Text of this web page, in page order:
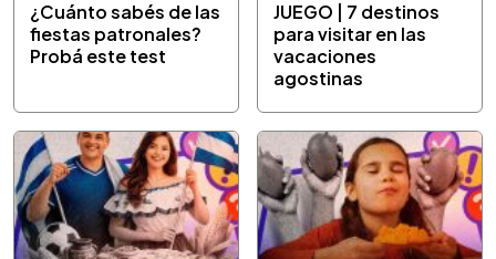
¿Cuánto sabés de las
fiestas patronales?
Probá este test
JUEGO | 7 destinos
para visitar en las
vacaciones
agostinas